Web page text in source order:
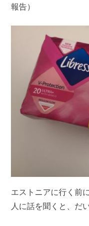
報告）
エストニアに行く前
人に話を聞くと、だ